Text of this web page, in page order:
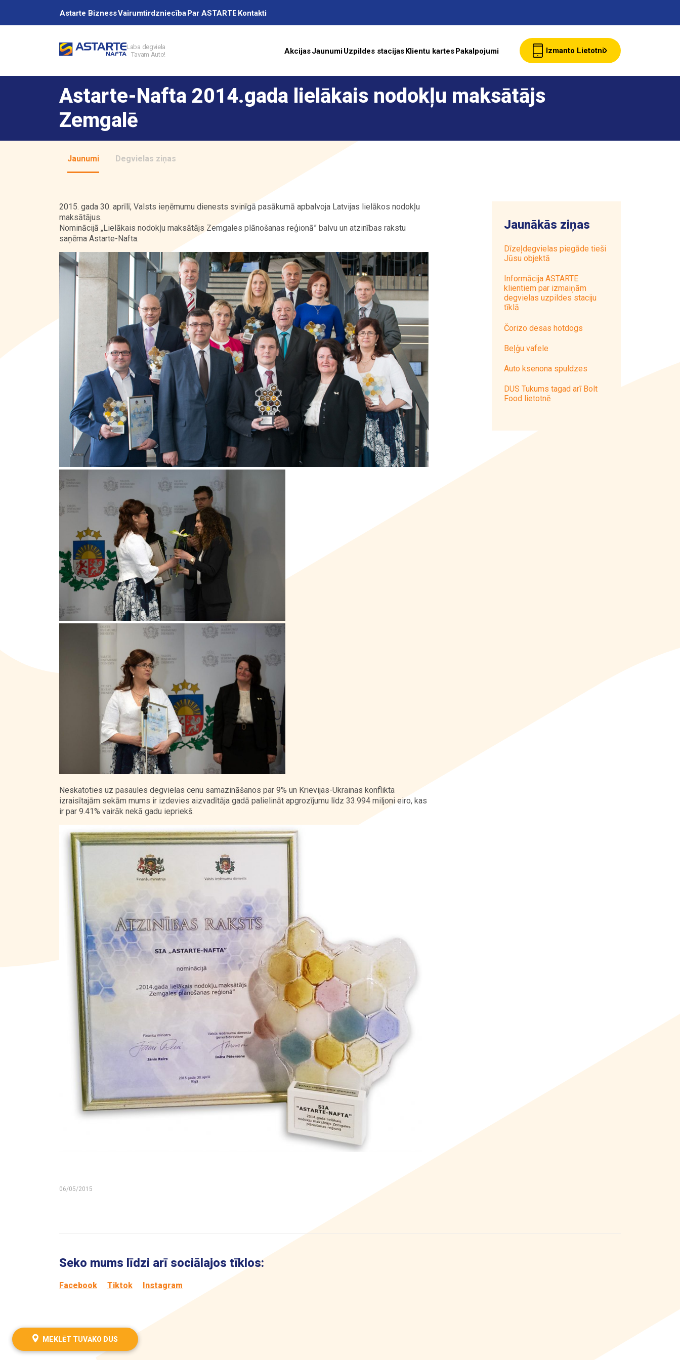
Astarte BiznessVairumtirdzniecībaPar ASTARTE Kontakti
Laba degviela
Tavam Auto!
AkcijasJaunumiUzpildes stacijasKlientu kartesPakalpojumi Izmanto Lietotni
Pakalpojumi
Vairumtirdzniecība
Kontakti
Astarte-Nafta 2014.gada lielākais nodokļu maksātājs
Zemgalē
Jaunumi Degvielas ziņas
2015. gada 30. aprīlī, Valsts ieņēmumu dienests svinīgā pasākumā apbalvoja Latvijas lielākos nodokļu
maksātājus.
Nominācijā „Lielākais nodokļu maksātājs Zemgales plānošanas reģionā” balvu un atzinības rakstu
saņēma Astarte-Nafta.
Neskatoties uz pasaules degvielas cenu samazināšanos par 9% un Krievijas-Ukrainas konflikta
izraisītajām sekām mums ir izdevies aizvadītāja gadā palielināt apgrozījumu līdz 33.994 miljoni eiro, kas
ir par 9.41% vairāk nekā gadu iepriekš.
06/05/2015
Jaunākās ziņas
Dīzeļdegvielas piegāde tieši
Jūsu objektā
Informācija ASTARTE
klientiem par izmaiņām
degvielas uzpildes staciju
tīklā
Čorizo desas hotdogs
Beļģu vafele
Auto ksenona spuldzes
DUS Tukums tagad arī Bolt
Food lietotnē
Seko mums līdzi arī sociālajos tīklos:
Facebook Tiktok Instagram
MEKLĒT TUVĀKO DUS